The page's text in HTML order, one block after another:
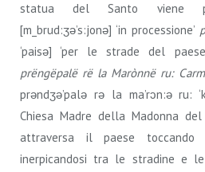
statua del Santo viene
[m_brud:ʒǝ’s:jonǝ] ‘in processione’
‘paisǝ] ‘per le strade del
prëngëpalë rë la Marònnë ru:
prǝndʒǝ’palǝ rǝ la ma’rɔn:ǝ ru:
Chiesa Madre della Madonna del
attraversa il paese
inerpicandosi tra le stradine e